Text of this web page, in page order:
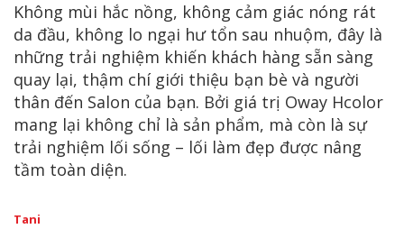
Không mùi hắc nồng, không cảm giác nóng rát
da đầu, không lo ngại hư tổn sau nhuộm, đây là
những trải nghiệm khiến khách hàng sẵn sàng
quay lại, thậm chí giới thiệu bạn bè và người
thân đến Salon của bạn. Bởi giá trị Oway Hcolor
mang lại không chỉ là sản phẩm, mà còn là sự
trải nghiệm lối sống – lối làm đẹp được nâng
tầm toàn diện.
Tani